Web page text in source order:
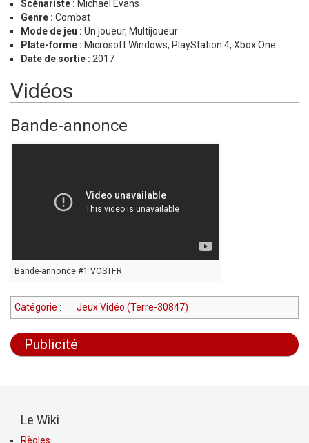
Scénariste : Michael Evans
Genre : Combat
Mode de jeu : Un joueur, Multijoueur
Plate-forme : Microsoft Windows, PlayStation 4, Xbox One
Date de sortie : 2017
Vidéos
Bande-annonce
Bande-annonce #1 VOSTFR
Catégorie : Jeux Vidéo (Terre-30847)
Publicité
Le Wiki
Règles